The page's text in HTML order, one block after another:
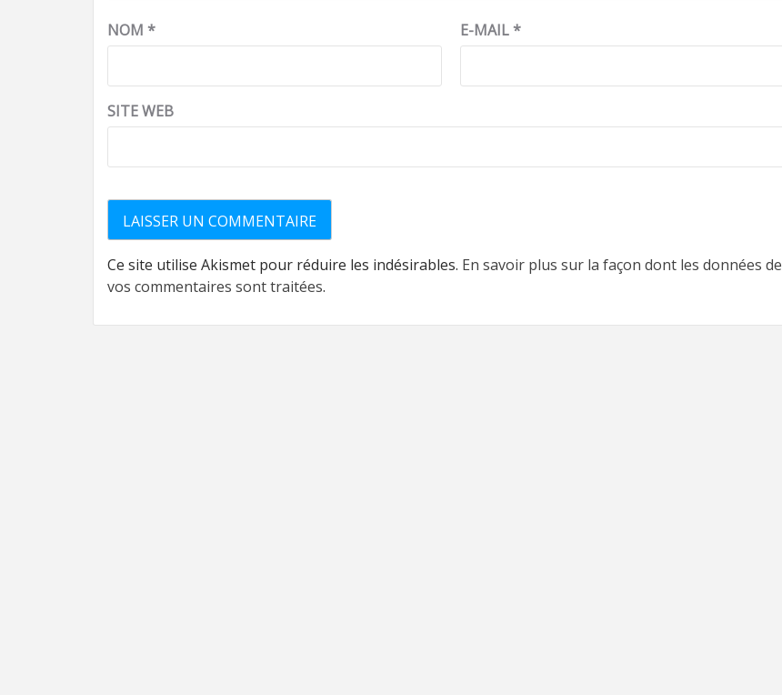
NOM * E-MAIL*
SITE WEB
Ce site utilise Akismet pour réduire les indésirables. En savoir plus sur la façon dont les données de
vos commentaires sont traitées.